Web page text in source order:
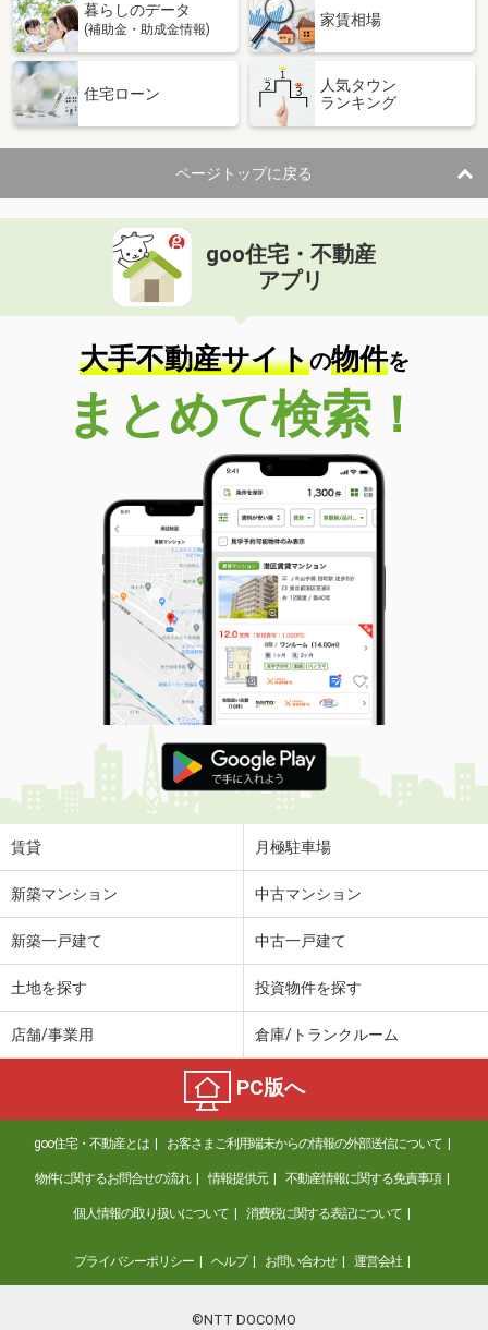
暮らしのデータ
(補助金・助成金情報)
家賃相場
住宅ローン
人気タウン
ランキング
ページトップに戻る
goo住宅・不動産
アプリ
大手不動産サイトの物件を
まとめて検索！
賃貸 月極駐車場
新築マンション 中古マンション
新築一戸建て 中古一戸建て
土地を探す 投資物件を探す
店舗/事業用 倉庫/トランクルーム
PC版へ
goo住宅・不動産とは お客さまご利用端末からの情報の外部送信について
物件に関するお問合せの流れ 情報提供元 不動産情報に関する免責事項
個人情報の取り扱いについて 消費税に関する表記について
プライバシーポリシー ヘルプ お問い合わせ 運営会社
©NTT DOCOMO